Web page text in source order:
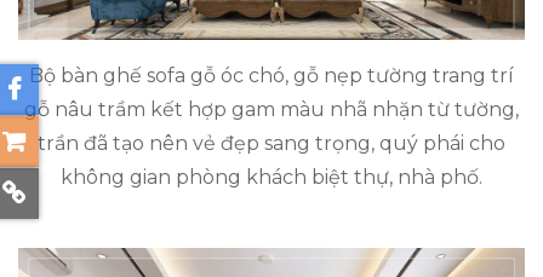
Bộ bàn ghế sofa gỗ óc chó, gỗ nẹp tường trang trí
gỗ nâu trầm kết hợp gam màu nhã nhặn từ tường,
trần đã tạo nên vẻ đẹp sang trọng, quý phái cho
không gian phòng khách biệt thự, nhà phố.